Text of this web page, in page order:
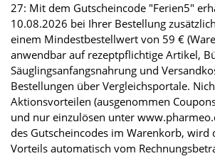
27: Mit dem Gutscheincode "Ferien5"
10.08.2026 bei Ihrer Bestellung
einem Mindestbestellwert von 59 €
anwendbar auf rezeptpflichtige Artikel,
Säuglingsanfangsnahrung und
Bestellungen über Vergleichsportale.
Aktionsvorteilen (ausgenommen
und nur einzulösen unter
des Gutscheincodes im Warenkorb, wird
Vorteils automatisch vom